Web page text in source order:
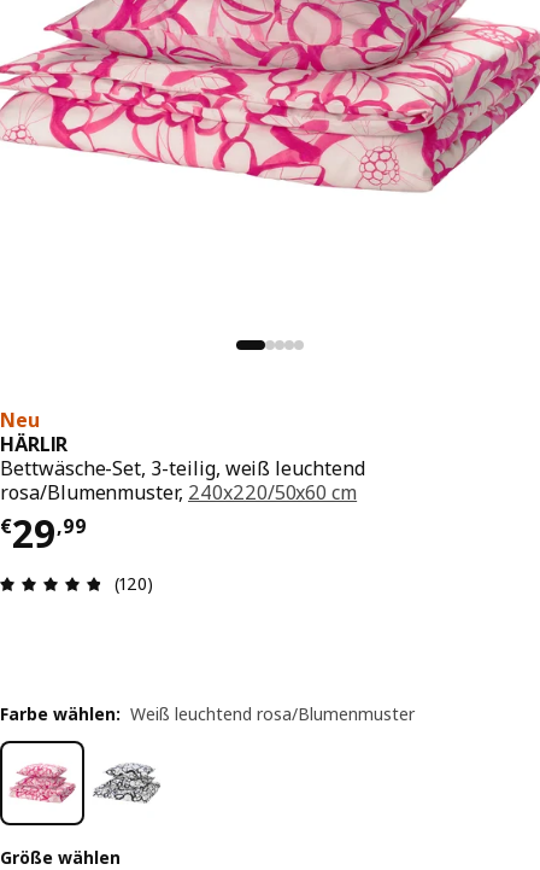
Neu
HÄRLIR
Bettwäsche-Set, 3-teilig, weiß leuchtend
rosa/Blumenmuster, 240x220/50x60 cm
€29,99
Preis € 29,99
Produktbewertung: 4.8 von 5 Sterne Alle
(120)
Farbe wählen: Weiß leuchtend rosa/Blumenmuster
Größe wählen